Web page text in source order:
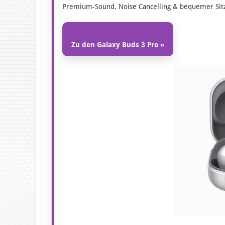
Premium-Sound, Noise Cancelling & bequemer
Zu den Galaxy Buds 3 Pro »